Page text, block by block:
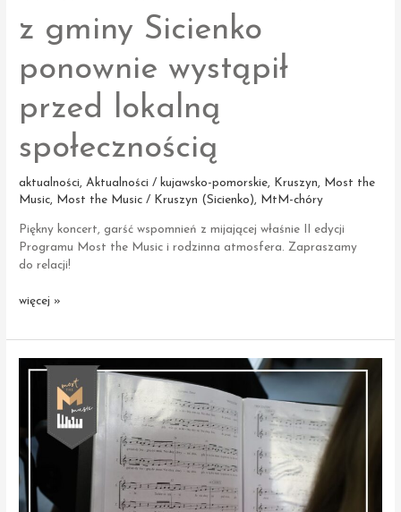
z gminy Sicienko
ponownie wystąpił
przed lokalną
społecznością
aktualności,Aktualności / kujawsko-pomorskie, Kruszyn,
Most the
Music, Most the Music / Kruszyn (Sicienko), MtM-chóry
Piękny koncert, garść wspomnień z mijającej właśnie II edycji
Programu Most the Music i rodzinna atmosfera. Zapraszamy
do relacji!
Chór
z gminy
Sicienko
ponownie
wystąpił
przed lokalną
społecznością
więcej »